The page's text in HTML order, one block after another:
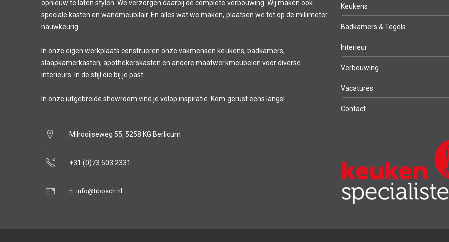
opnieuw te laten stylen. We verzorgen daarbij de complete verbouwing. Wij maken ook
speciale kasten en wandmeubilair. En alles wat we maken, plaatsen we tot op de millimeter
nauwkeurig.
In onze eigen werkplaats construeren onze vakmensen keukens, badkamers,
slaapkamerkasten, apothekerskasten en andere maatwerkmeubelen voor diverse
interieurs. In de stijl die bij je past.
In onze uitgebreide showroom vind je volop inspiratie. Kom gerust eens langs!
Milrooijseweg 55, 5258 KG Berlicum
+31 (0)73 503 2331
E. info@tibosch.nl
Keukens
Badkamers & Tegels
Interieur
Verbouwing
Vacatures
Contact